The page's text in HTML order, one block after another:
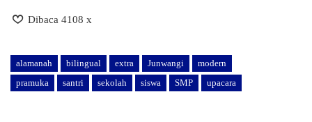
Dibaca 4108 x
alamanah bilingual extra Junwangi
modern
pramuka
santri sekolah siswa SMP upacara